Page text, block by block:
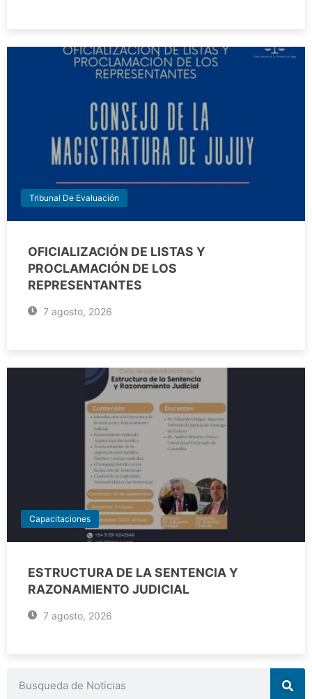
Tribunal De Evaluación
OFICIALIZACIÓN DE LISTAS Y
PROCLAMACIÓN DE LOS
REPRESENTANTES
7 agosto, 2026
Capacitaciones
ESTRUCTURA DE LA SENTENCIA Y
RAZONAMIENTO JUDICIAL
7 agosto, 2026